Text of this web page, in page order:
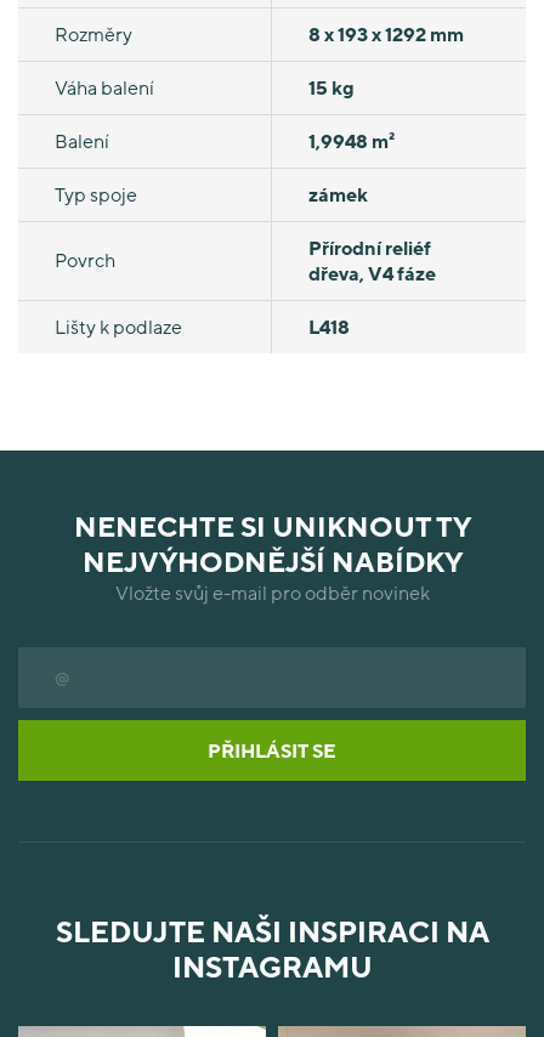
Rozměry 8 x 193 x 1292 mm
Váha balení 15 kg
Balení 1,9948 m²
Typ spoje zámek
Povrch
Přírodní reliéf
dřeva, V4 fáze
Lišty k podlaze L418
NENECHTE SI UNIKNOUT TY
NEJVÝHODNĚJŠÍ NABÍDKY
Vložte svůj e-mail pro odběr novinek
PŘIHLÁSIT SE
SLEDUJTE NAŠI INSPIRACI NA
INSTAGRAMU